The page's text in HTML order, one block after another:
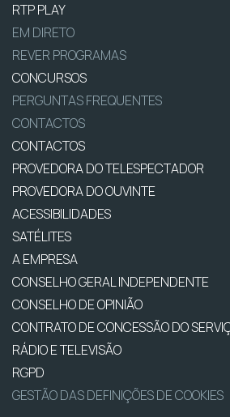
RTP PLAY
EM DIRETO
REVER PROGRAMAS
CONCURSOS
PERGUNTAS FREQUENTES
CONTACTOS
CONTACTOS
PROVEDORA DO TELESPECTADOR
PROVEDORA DO OUVINTE
ACESSIBILIDADES
SATÉLITES
A EMPRESA
CONSELHO GERAL INDEPENDENTE
CONSELHO DE OPINIÃO
CONTRATO DE CONCESSÃO DO
RÁDIO E TELEVISÃO
RGPD
GESTÃO DAS DEFINIÇÕES DE COOKIES